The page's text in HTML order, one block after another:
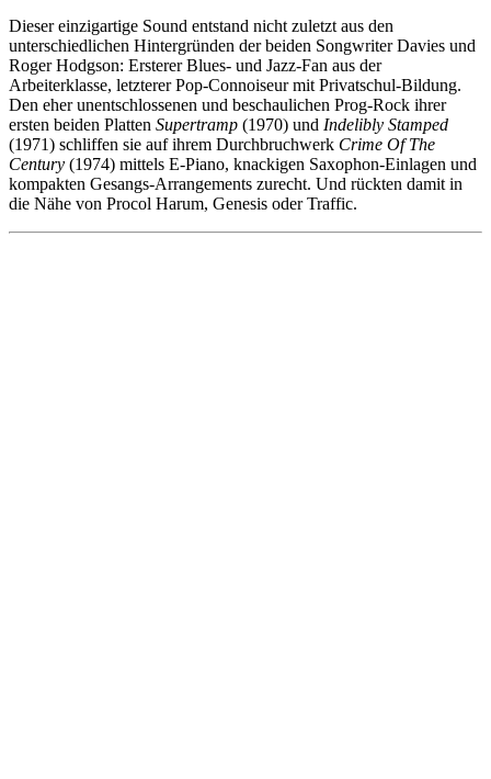
Dieser einzigartige Sound entstand nicht zuletzt aus den
unterschiedlichen Hintergründen der beiden Songwriter Davies und
Roger Hodgson: Ersterer Blues- und Jazz-Fan aus der
Arbeiterklasse, letzterer Pop-Connoiseurmit Privatschul-Bildung.
Den eher unentschlossenen und beschaulichen Prog-Rock ihrer
ersten beiden Platten Supertramp (1970) und Indelibly Stamped
(1971) schliffen sie auf ihrem Durchbruchwerk Crime OfThe
Century (1974) mittels E-Piano, knackigen Saxophon-Einlagen und
kompakten Gesangs-Arrangements zurecht. Und rückten damit in
die Nähe von Procol Harum, Genesis oder Traffic.